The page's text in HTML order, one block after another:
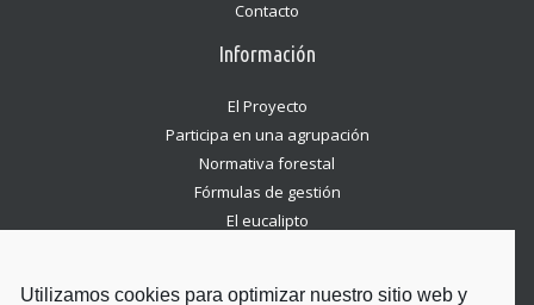
Contacto
Información
El Proyecto
Participa en una agrupación
Normativa forestal
Fórmulas de gestión
El eucalipto
Entradas recientes
Utilizamos cookies para optimizar nuestro sitio web y